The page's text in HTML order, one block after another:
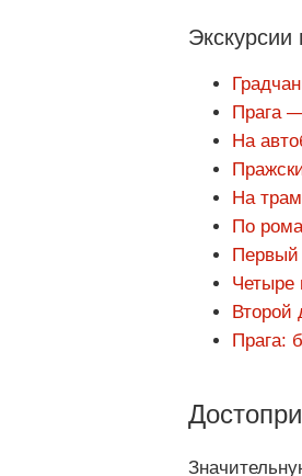
Прага
На
На
По
Первый
Четыре
Второй
Прага: